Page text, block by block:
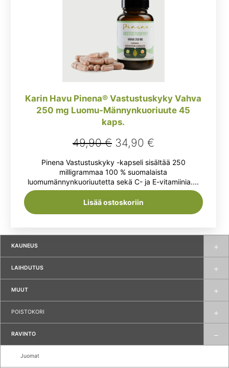
KAUNEUS
LAIHDUTUS
MUUT
POISTOKORI
RAVINTO
Juomat
Karin Havu Pinena® Vastustuskyky Vahva
250 mg Luomu-Männynkuoriuute 45
kaps.
49,90€ Alkuperäinen
hinta
oli:
49,90 €.
34,90 €Nykyinen
hinta
on:
34,90 €.
Pinena Vastustuskyky -kapseli sisältää 250
milligrammaa 100 % suomalaista
luomumännynkuoriuutetta sekä C- ja E-vitamiinia....
Lisää ostoskoriin